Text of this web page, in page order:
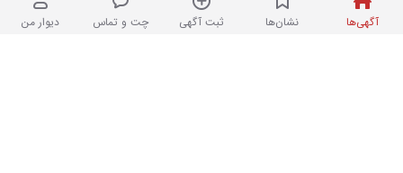
آگهی‌ها نشان‌ها ثبت آگهی چت و تماس دیوار من
دیروز در مدائن